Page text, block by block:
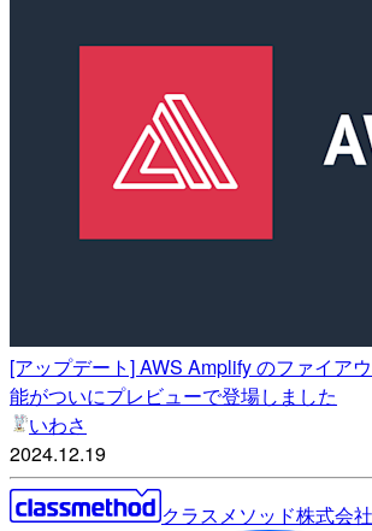
[アップデート] AWS Amplify のファイア
能がついにプレビューで登場しました
いわさ
2024.12.19
クラスメソッド株式会社